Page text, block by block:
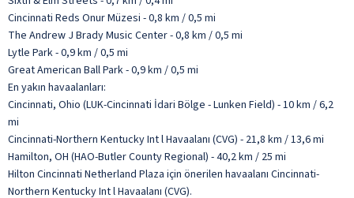
Cincinnati Reds Onur Müzesi - 0,8 km / 0,5 mi
The Andrew J Brady Music Center - 0,8 km / 0,5 mi
Lytle Park - 0,9 km / 0,5 mi
Great American Ball Park - 0,9 km / 0,5 mi
En yakın havaalanları:
Cincinnati, Ohio (LUK-Cincinnati İdari Bölge - Lunken Field) - 10 km / 6,2
mi
Cincinnati-Northern Kentucky Int l Havaalanı (CVG) - 21,8 km / 13,6 mi
Hamilton, OH (HAO-Butler County Regional) - 40,2 km / 25 mi
Hilton Cincinnati Netherland Plaza için önerilen havaalanı Cincinnati-
Northern Kentucky Int l Havaalanı (CVG).